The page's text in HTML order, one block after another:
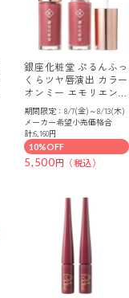
銀座化粧堂 ぷるんふっ
くらツヤ唇演出 カラー
オンミー エモリエント
リップ ＜プラムピンク
＞ ２本セット
期間限定：8/7(金)～8/13(木)
メーカー希望小売価格合
計:6,160円
10%OFF
5,500